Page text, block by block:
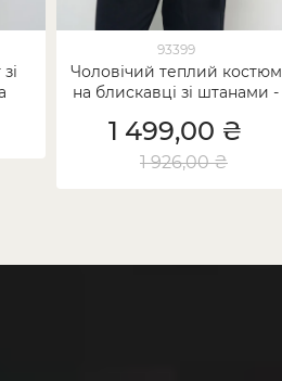
93399
Чоловічий теплий костюм
на блискавці зі штанами -
1 499,00 ₴
1 926,00 ₴